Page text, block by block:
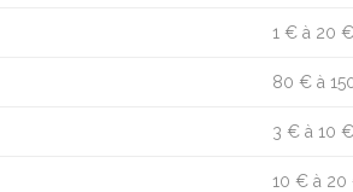
1 € à 20 €
80 € à
3 € à 10 €
10 € à 20